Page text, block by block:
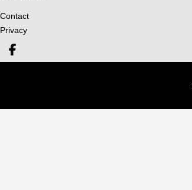
Contact
Privacy
Deel op facebook